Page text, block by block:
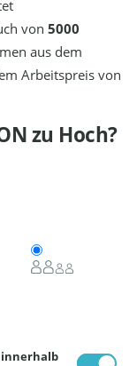
von5000
aus dem
Arbeitspreis von
zu Hoch?
innerhalb